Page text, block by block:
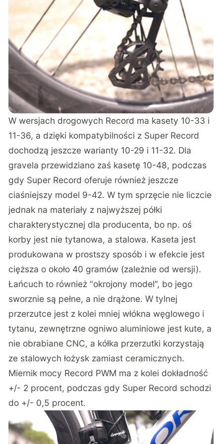
W wersjach drogowych Record ma kasety 10-33 i
11-36, a dzięki kompatybilności z Super Record
dochodzą jeszcze warianty 10-29 i 11-32. Dla
gravela przewidziano zaś kasetę 10-48, podczas
gdy Super Record oferuje również jeszcze
ciaśniejszy model 9-42. W tym sprzęcie nie liczcie
jednak na materiały z najwyższej półki
charakterystycznej dla producenta, bo np. oś
korby jest nie tytanowa, a stalowa. Kaseta jest
produkowana w prostszy sposób i w efekcie jest
cięższa o około 40 gramów (zależnie od wersji).
Łańcuch to również “okrojony model”, bo jego
sworznie są pełne, a nie drążone. W tylnej
przerzutce jest z kolei mniej włókna węglowego i
tytanu, zewnętrzne ogniwo aluminiowe jest kute, a
nie obrabiane CNC, a kółka przerzutki korzystają
ze stalowych łożysk zamiast ceramicznych.
Miernik mocy Record PWM ma z kolei dokładność
+/- 2 procent, podczas gdy Super Record schodzi
do +/- 0,5 procent.